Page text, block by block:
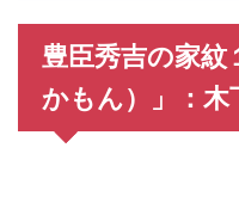
豊臣秀吉の家紋
かもん）」：木